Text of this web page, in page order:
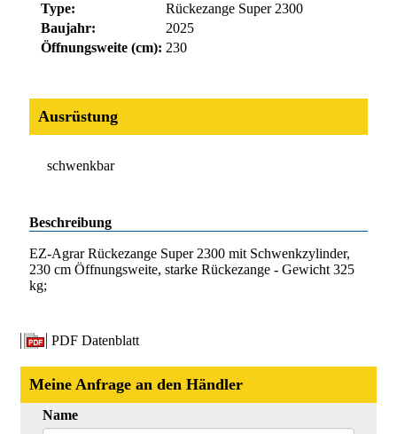
Type:
Rückezange Super 2300
Baujahr:
2025
Öffnungsweite (cm): 230
Ausrüstung
schwenkbar
Beschreibung
EZ-Agrar Rückezange Super 2300 mit Schwenkzylinder,
230 cm Öffnungsweite, starke Rückezange - Gewicht 325
kg;
PDF Datenblatt
Meine Anfrage an den Händler
Name